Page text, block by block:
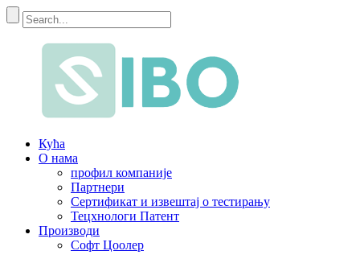
Кућа
О нама
профил компаније
Партнери
Сертификат и извештај о тестирању
Тецхнологи Патент
Производи
Софт Цоолер